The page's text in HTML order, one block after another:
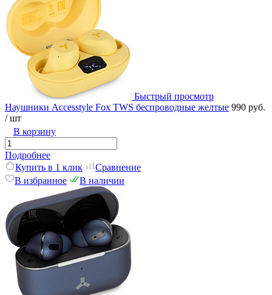
Быстрый просмотр
Наушники Accesstyle Fox TWS беспроводные желтые 990 руб.
/ шт
В корзину
Подробнее
Купить в 1 клик
Сравнение
В избранное
В наличии